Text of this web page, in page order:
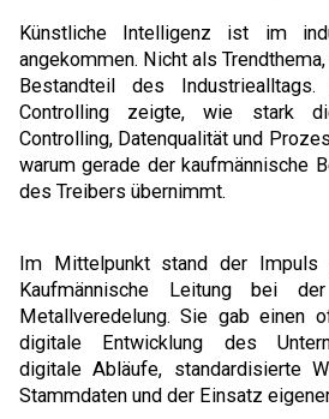
Künstliche Intelligenz ist im
angekommen. Nicht als
Bestandteil des Industriealltags.
Controlling zeigte, wie stark
Controlling, Datenqualität und
warum gerade der kaufmännische
des Treibers übernimmt.
Im Mittelpunkt stand der Impuls
Kaufmännische Leitung bei
Metallveredelung. Sie gab einen
digitale Entwicklung des
digitale Abläufe, standardisierte
Stammdaten und der Einsatz